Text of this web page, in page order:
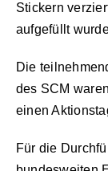
Stickern
aufgefüllt
Die
des SCM
einen
Für die